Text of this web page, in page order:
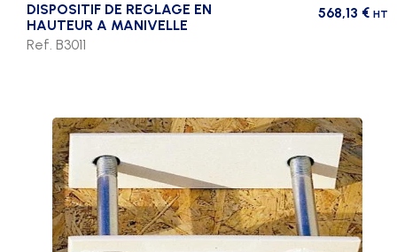
DISPOSITIF DE REGLAGE EN
HAUTEUR A MANIVELLE
568,13 € HT
Ref. B3011